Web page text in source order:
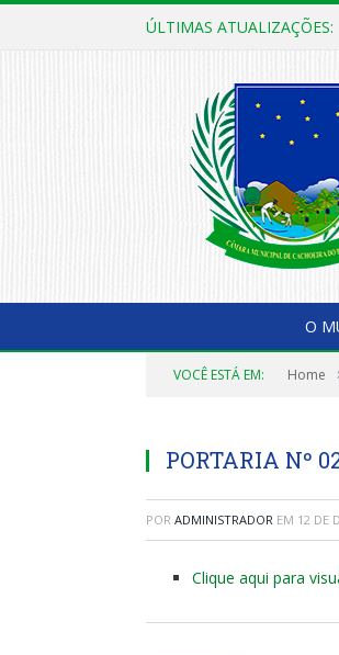
ÚLTIMAS ATUALIZAÇÕES:
O
VOCÊ ESTÁ EM: Home
PORTARIA Nº
POR ADMINISTRADOR EM 12 DE
Clique aqui para